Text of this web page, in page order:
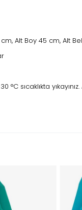
Alt Boy 45 cm, Alt
°C sıcaklıkta